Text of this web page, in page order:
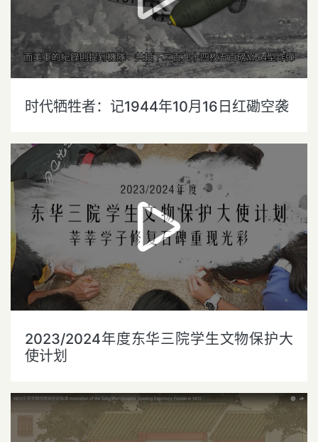
时代牺牲者：记1944年10月16日红磡空袭
2023/2024年度东华三院学生文物保护大
使计划